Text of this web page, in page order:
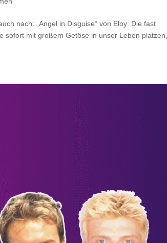
nach: „Angel in Disguise“ von Eloy: Die fast
sofort mit großem Getöse in unser Leben